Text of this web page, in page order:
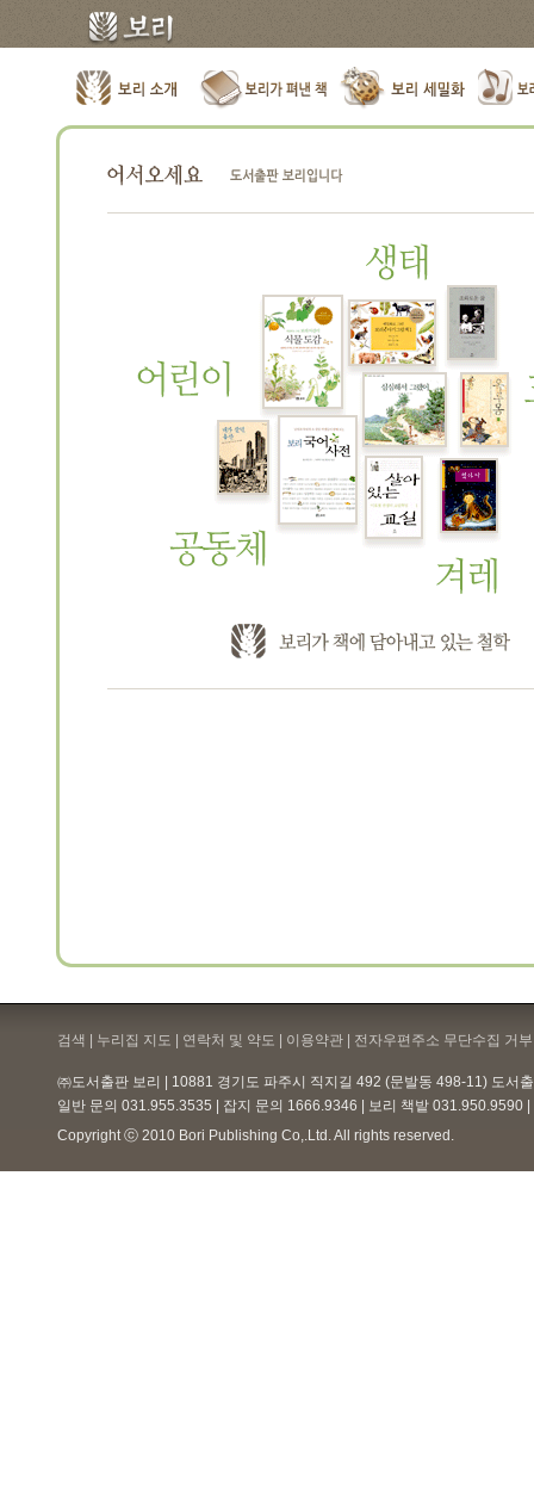
검색 | 누리집 지도 | 연락처 및 약도 | 이용약관 | 전자우편주소 무단수집 거
㈜도서출판 보리 | 10881 경기도 파주시 직지길 492 (문발동 498-11) 도서
일반 문의 031.955.3535 | 잡지 문의 1666.9346 | 보리 책밭 031.950.9590
Copyright ⓒ 2010 Bori Publishing Co,.Ltd. All rights reserved.